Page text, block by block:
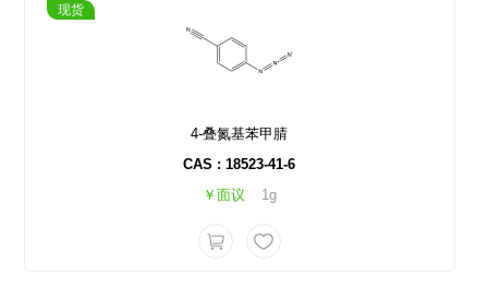
现货
4-叠氮基苯甲腈
CAS : 18523-41-6
￥面议
1g